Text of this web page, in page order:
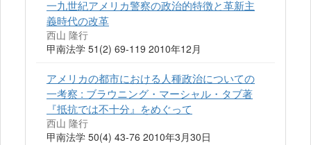
一九世紀アメリカ警察の政治的特徴と革新主
義時代の改革
西山 隆行
甲南法学 51(2) 69-119 2010年12月
アメリカの都市における人種政治についての
一考察 : ブラウニング・マーシャル・タブ著
『抵抗では不十分』をめぐって
西山 隆行
甲南法学 50(4) 43-76 2010年3月30日